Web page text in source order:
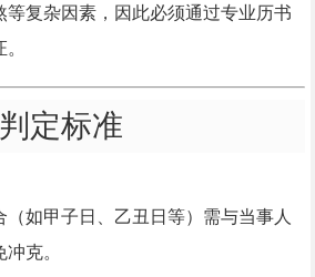
等复杂因素，因此必须通过专业历书
定标准
（如甲子日、乙丑日等）需与当事人
克。